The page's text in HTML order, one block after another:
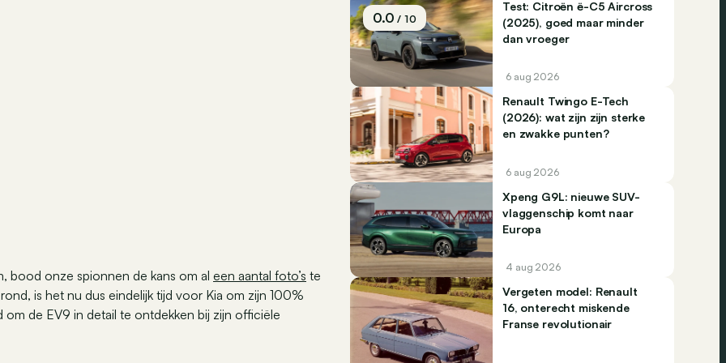
bood onze spionnen de kans om al een aantal foto’s te
is het nu dus eindelijk tijd voor Kia om zijn 100%
de EV9 in detail te ontdekken bij zijn officiële
0.0/ 10
Test: Citroën ë-C5 Aircross
(2025), goed maar minder
dan vroeger
6 aug 2026
Renault Twingo E-Tech
(2026): wat zijn zijn sterke
en zwakke punten?
6 aug 2026
Xpeng G9L: nieuwe SUV-
vlaggenschip komt naar
Europa
4 aug 2026
Vergeten model: Renault
16, onterecht miskende
Franse revolutionair